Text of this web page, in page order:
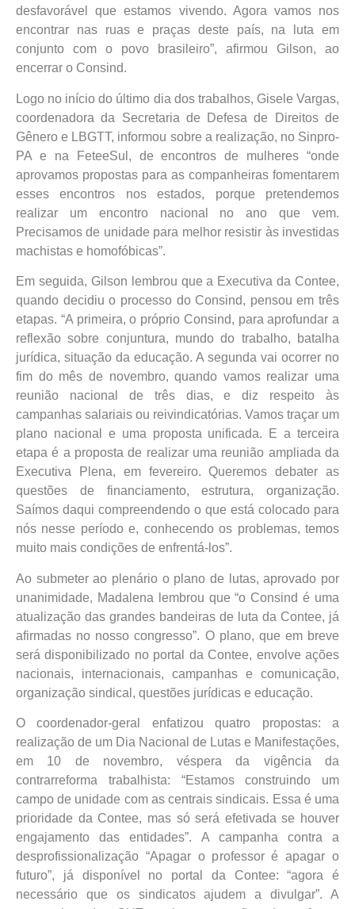
desfavorável que estamos vivendo. Agora vamos nos
encontrar nas ruas e praças deste país, na luta em
conjunto com o povo brasileiro”, afirmou Gilson, ao
encerrar o Consind.
Logo no início do último dia dos trabalhos, Gisele Vargas,
coordenadora da Secretaria de Defesa de Direitos de
Gênero e LBGTT, informou sobre a realização, no Sinpro-
PA e na FeteeSul, de encontros de mulheres “onde
aprovamos propostas para as companheiras fomentarem
esses encontros nos estados, porque pretendemos
realizar um encontro nacional no ano que vem.
Precisamos de unidade para melhor resistir às investidas
machistas e homofóbicas”.
Em seguida, Gilson lembrou que a Executiva da Contee,
quando decidiu o processo do Consind, pensou em três
etapas. “A primeira, o próprio Consind, para aprofundar a
reflexão sobre conjuntura, mundo do trabalho, batalha
jurídica, situação da educação. A segunda vai ocorrer no
fim do mês de novembro, quando vamos realizar uma
reunião nacional de três dias, e diz respeito às
campanhas salariais ou reivindicatórias. Vamos traçar um
plano nacional e uma proposta unificada. E a terceira
etapa é a proposta de realizar uma reunião ampliada da
Executiva Plena, em fevereiro. Queremos debater as
questões de financiamento, estrutura, organização.
Saímos daqui compreendendo o que está colocado para
nós nesse período e, conhecendo os problemas, temos
muito mais condições de enfrentá-los”.
Ao submeter ao plenário o plano de lutas, aprovado por
unanimidade, Madalena lembrou que “o Consind é uma
atualização das grandes bandeiras de luta da Contee, já
afirmadas no nosso congresso”. O plano, que em breve
será disponibilizado no portal da Contee, envolve ações
nacionais, internacionais, campanhas e comunicação,
organização sindical, questões jurídicas e educação.
O coordenador-geral enfatizou quatro propostas: a
realização de um Dia Nacional de Lutas e Manifestações,
em 10 de novembro, véspera da vigência da
contrarreforma trabalhista: “Estamos construindo um
campo de unidade com as centrais sindicais. Essa é uma
prioridade da Contee, mas só será efetivada se houver
engajamento das entidades”. A campanha contra a
desprofissionalização “Apagar o professor é apagar o
futuro”, já disponível no portal da Contee: “agora é
necessário que os sindicatos ajudem a divulgar”. A